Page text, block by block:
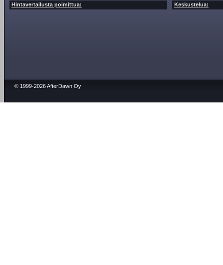
Hintavertailusta poimittua: Keskustelua:
© 1999-2026 AfterDawn Oy